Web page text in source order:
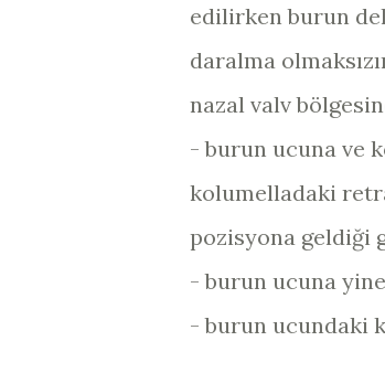
edilirken burun
daralma
nazal valv
- burun ucuna ve
kolumelladaki
pozisyona geldiği
- burun ucuna
- burun ucundaki